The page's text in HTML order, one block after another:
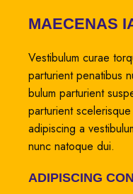
MAECENAS
Vestibulum curae
parturient penatibus
bulum parturient
parturient
adipiscing a
nunc natoque dui.
ADIPISCING